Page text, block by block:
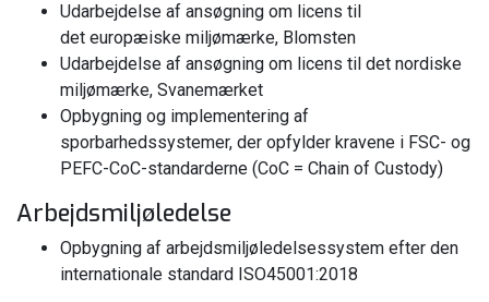
Udarbejdelse af ansøgning om licens til
det europæiske miljømærke, Blomsten
Udarbejdelse af ansøgning om licens til det nordiske
miljømærke, Svanemærket
Opbygning og implementering af
sporbarhedssystemer, der opfylder kravene i FSC- og
PEFC-CoC-standarderne (CoC = Chain of Custody)
Arbejdsmiljøledelse
Opbygning af arbejdsmiljøledelsessystem efter den
internationale standard ISO45001:2018